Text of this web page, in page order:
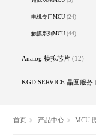
电机专用MCU(24)
触摸系列MCU(44)
Analog 模拟芯片 (12)
KGD SERVICE 晶圆服务
首页 产品中心 MCU